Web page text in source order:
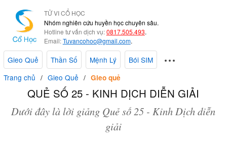
TỬ VI CỔ HỌC
Nhóm nghiên cứu huyền học chuyên sâu.
Hotline tư vấn dịch vụ:0817.505.493.
Email:Tuvancohoc@gmail.com.
Gieo Quẻ Thần Số Mệnh Lý
Bói SIM
Trang chủ
Gieo Quẻ Gieo quẻ
QUẺ SỐ 25 - KINH DỊCH DIỄN GIẢI
Dưới đây là lời giảng Quẻ số 25 - Kinh Dịch diễn
giải